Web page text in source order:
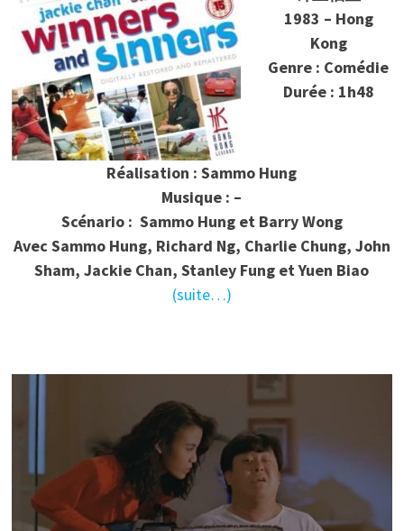
1983 – Hong
Kong
Genre : Comédie
Durée : 1h48
Réalisation : Sammo Hung
Musique : –
Scénario : Sammo Hung et Barry Wong
Avec Sammo Hung, Richard Ng, Charlie Chung, John
Sham, Jackie Chan, Stanley Fung et Yuen Biao
(suite…)